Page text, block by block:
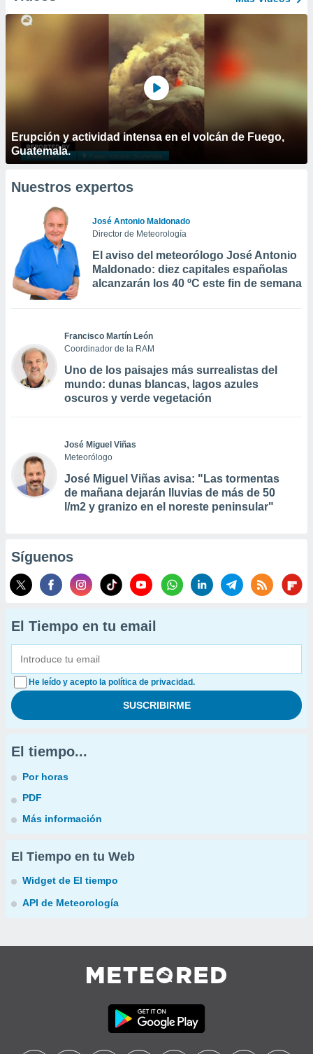
Erupción y actividad intensa en el volcán de Fuego,
Guatemala.
Nuestros expertos
José Antonio Maldonado
Director de Meteorología
El aviso del meteorólogo José Antonio
Maldonado: diez capitales españolas
alcanzarán los 40 ºC este fin de semana
Francisco Martín León
Coordinador de la RAM
Uno de los paisajes más surrealistas del
mundo: dunas blancas, lagos azules
oscuros y verde vegetación
José Miguel Viñas
Meteorólogo
José Miguel Viñas avisa: "Las tormentas
de mañana dejarán lluvias de más de 50
l/m2 y granizo en el noreste peninsular"
Síguenos
El Tiempo en tu email
He leído y acepto la política de privacidad.
El tiempo...
Por horas
PDF
Más información
El Tiempo en tu Web
Widget de El tiempo
API de Meteorología